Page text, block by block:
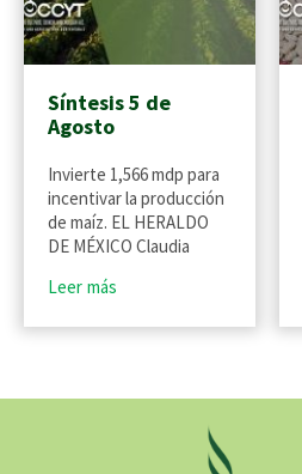
Síntesis 5 de
Agosto
Invierte 1,566 mdp para
incentivar la producción
de maíz. EL HERALDO
DE MÉXICO Claudia
Leer más